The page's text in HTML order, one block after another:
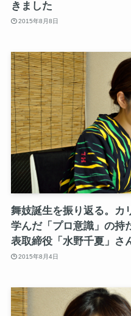
きました
2015年8月8日
舞妓誕生を振り返る。カ
学んだ「プロ意識」の持
表取締役「水野千夏」さ
2015年8月4日